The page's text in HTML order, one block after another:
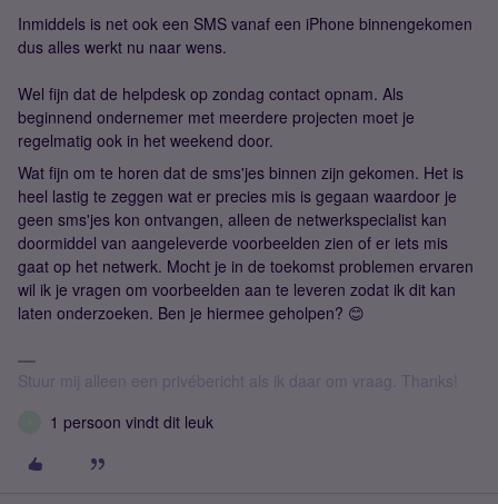
Inmiddels is net ook een SMS vanaf een iPhone binnengekomen
dus alles werkt nu naar wens.
Wel fijn dat de helpdesk op zondag contact opnam. Als
beginnend ondernemer met meerdere projecten moet je
regelmatig ook in het weekend door.
Wat fijn om te horen dat de sms'jes binnen zijn gekomen. Het is
heel lastig te zeggen wat er precies mis is gegaan waardoor je
geen sms'jes kon ontvangen, alleen de netwerkspecialist kan
doormiddel van aangeleverde voorbeelden zien of er iets mis
gaat op het netwerk. Mocht je in de toekomst problemen ervaren
wil ik je vragen om voorbeelden aan te leveren zodat ik dit kan
laten onderzoeken. Ben je hiermee geholpen? 😊
Stuur mij alleen een privébericht als ik daar om vraag. Thanks!
1 persoon vindt dit leuk